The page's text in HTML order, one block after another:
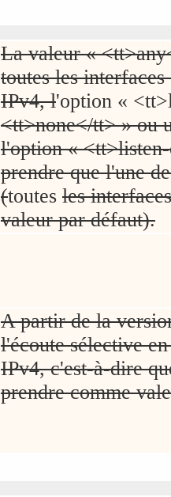
La valeur «
toutes les
IPv4, l'option «
<tt>none</tt> » ou
l'option «
prendre que l'une
(toutes les
valeur par défaut).
A partir de la
l'écoute sélective
IPv4, c'est-à-dire
prendre comme